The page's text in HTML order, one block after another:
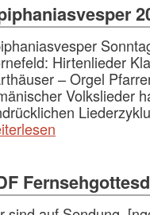
Hirtenlieder
– Orgel
Volkslieder